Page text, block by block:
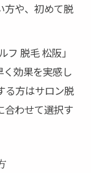
方や、初めて脱
脱毛 松阪」
く効果を実感し
る方はサロン脱
合わせて選択す